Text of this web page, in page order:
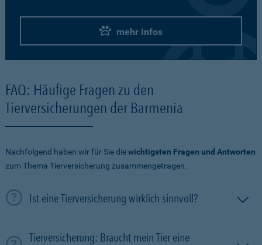
mehr Infos
FAQ: Häufige Fragen zu den
Tierversicherungen der Barmenia
Nachfolgend haben wir für Sie diewichtigsten Fragen und Antworten
zum Thema Tierversicherung zusammengetragen.
Ist eine Tierversicherung wirklich sinnvoll?
Tierversicherung: Braucht mein Tier eine